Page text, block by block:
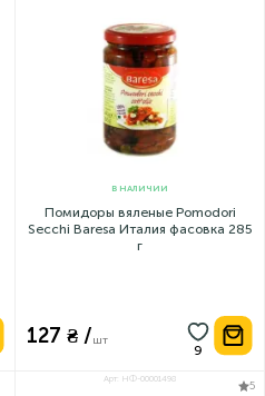
В НАЛИЧИИ
Помидоры вяленые Pomodori
Secchi Baresa Италия фасовка 285
г
127 ₴ /шт
5
Арт: НФ-00001498